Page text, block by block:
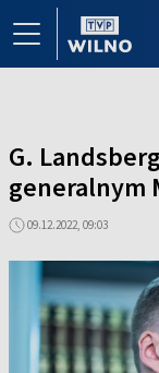
G.
generalnym
09.12.2022, 09:03